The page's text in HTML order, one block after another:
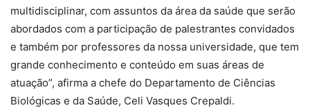
multidisciplinar, com assuntos da área da saúde que serão
abordados com a participação de palestrantes convidados
e também por professores da nossa universidade, que tem
grande conhecimento e conteúdo em suas áreas de
atuação”, afirma a chefe do Departamento de Ciências
Biológicas e da Saúde, Celi Vasques Crepaldi.